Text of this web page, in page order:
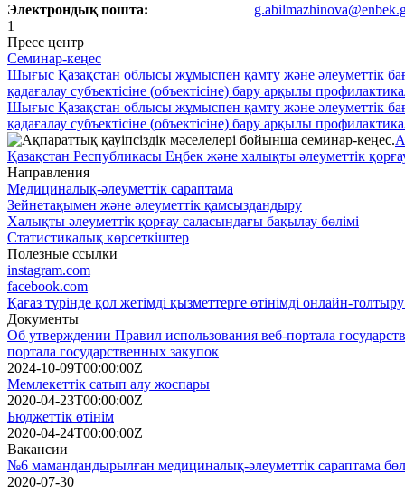
Электрондық пошта:
1
Пресс центр
Семинар-кеңес
Шығыс Қазақстан облысы жұмыспен қамту және әлеуметтік
қадағалау субъектісіне (объектісіне) бару арқылы
Шығыс Қазақстан облысы жұмыспен қамту және әлеуметтік
қадағалау субъектісіне (объектісіне) бару арқылы
Қазақстан Республикасы Еңбек және халықты әлеуметтік
Направления
Медициналық-әлеуметтік сараптама
Зейнетақымен және әлеуметтік қамсыздандыру
Халықты әлеуметтік қорғау саласындағы бақылау бөлімі
Статистикалық көрсеткіштер
Полезные ссылки
instagram.com
facebook.com
Қағаз түрінде қол жетімді қызметтерге өтінімді онлайн-
Документы
Об утверждении Правил использования веб-портала
портала государственных закупок
2024-10-09T00:00:00Z
Мемлекеттік сатып алу жоспары
2020-04-23T00:00:00Z
Бюджеттік өтінім
2020-04-24T00:00:00Z
Вакансии
№6 мамандандырылған медициналық-әлеуметтік сараптама
2020-07-30